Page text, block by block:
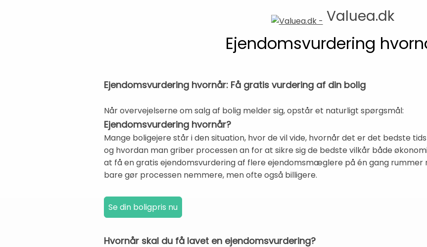
Valuea.dk
Ejendomsvurdering
Ejendomsvurdering hvornår: Få gratis vurdering af din bolig
Når overvejelserne om salg af bolig melder sig, opstår et naturligt spørgsmål:
Ejendomsvurdering hvornår?
Mange boligejere står i den situation, hvor de vil vide, hvornår det er det bedste
og hvordan man griber processen an for at sikre sig de bedste vilkår både
at få en gratis ejendomsvurdering af flere ejendomsmæglere på én gang
bare gør processen nemmere, men ofte også billigere.
Hvornår skal du få lavet en ejendomsvurdering?